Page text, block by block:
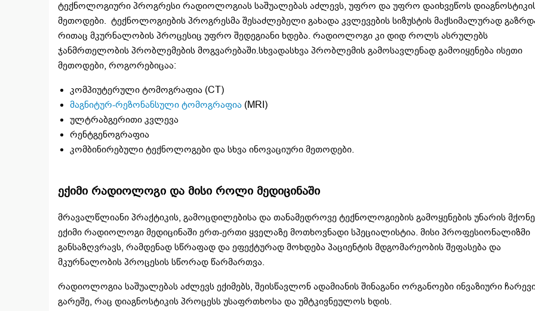
ტექნოლოგიური პროგრესი რადიოლოგიას საშუალებას აძლევს, უფრო და უფრო დაიხვეწოს
მეთოდები. ტექნოლოგიების პროგრესმა შესაძლებელი გახადა კვლევების სიზუსტის მაქსიმალურად
რითაც მკურნალობის პროცესიც უფრო შედეგიანი ხდება. რადიოლოგი კი დიდ როლს ასრულებს
ჯანმრთელობის პრობლემების მოგვარებაში.სხვადასხვა პრობლემის გამოსავლენად გამოიყენება ისეთი
მეთოდები, როგორებიცაა:
კომპიუტერული ტომოგრაფია (CT)
მაგნიტურ-რეზონანსული ტომოგრაფია (MRI)
ულტრაბგერითი კვლევა
რენტგენოგრაფია
კომბინირებული ტექნოლოგები და სხვა ინოვაციური მეთოდები.
ექიმი რადიოლოგი და მისი როლი მედიცინაში
მრავალწლიანი პრაქტიკის, გამოცდილებისა და თანამედროვე ტექნოლოგიების გამოყენების უნარის მქონე
ექიმი რადიოლოგი მედიცინაში ერთ-ერთი ყველაზე მოთხოვნადი სპეციალისტია. მისი პროფესიონალიზმი
განსაზღვრავს, რამდენად სწრაფად და ეფექტურად მოხდება პაციენტის მდგომარეობის შეფასება და
მკურნალობის პროცესის სწორად წარმართვა.
რადიოლოგია საშუალებას აძლევს ექიმებს, შეისწავლონ ადამიანის შინაგანი ორგანოები ინვაზიური
გარეშე, რაც დიაგნოსტიკის პროცესს უსაფრთხოსა და უმტკივნეულოს ხდის.